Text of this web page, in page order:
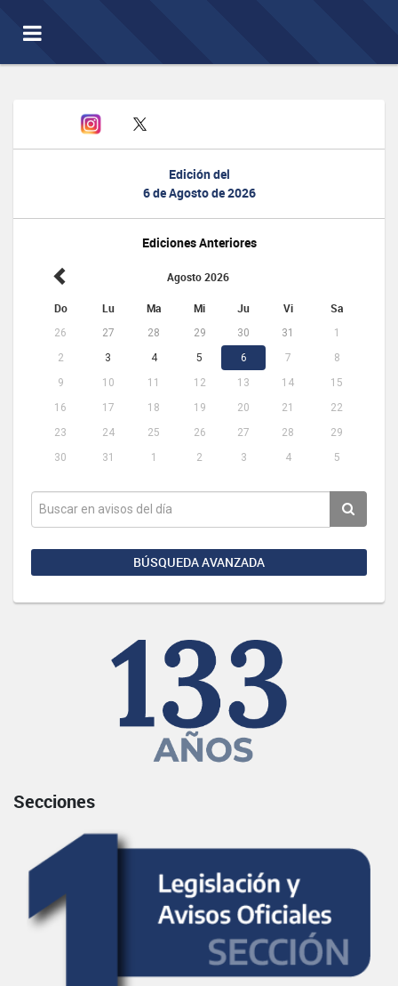
Toggle
navigation
Edición del
6 de Agosto de 2026
Ediciones Anteriores
Agosto 2026
Do Lu Ma Mi Ju Vi Sa
26 27 28 29 30 31
1
2
3 4 5 6 7
8
9
10 11 12 13 14
15
16
17 18 19 20 21
22
23
24 25 26 27 28
29
30
31 1 2 3 4 5
BÚSQUEDA AVANZADA
Secciones